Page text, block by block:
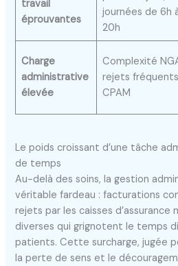
travail
éprouvantes
journées de 6h
20h
Charge
administrative
élevée
Complexité
rejets fréquents
CPAM
Le poids croissant d’une tâche
de temps
Au-delà des soins, la gestion
véritable fardeau : facturations
rejets par les caisses d’assurance
diverses qui grignotent le temps
patients. Cette surcharge, jugée
la perte de sens et le